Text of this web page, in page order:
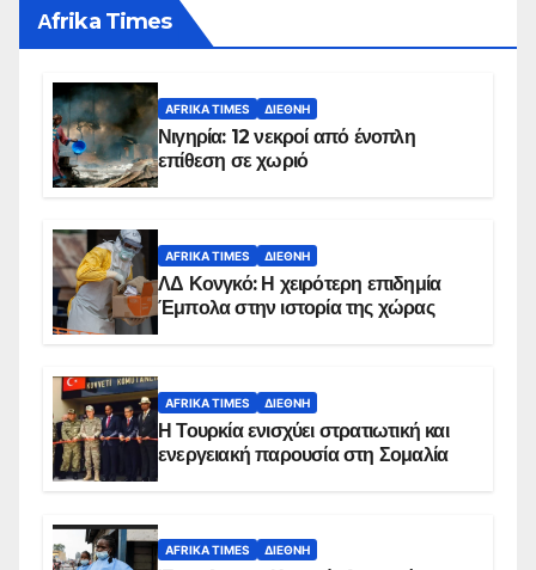
Αfrika Times
AFRIKA TIMES ΔΙΕΘΝΉ
Νιγηρία: 12 νεκροί από ένοπλη
επίθεση σε χωριό
AFRIKA TIMES ΔΙΕΘΝΉ
ΛΔ Κονγκό: Η χειρότερη επιδημία
Έμπολα στην ιστορία της χώρας
AFRIKA TIMES ΔΙΕΘΝΉ
Η Τουρκία ενισχύει στρατιωτική και
ενεργειακή παρουσία στη Σομαλία
AFRIKA TIMES ΔΙΕΘΝΉ